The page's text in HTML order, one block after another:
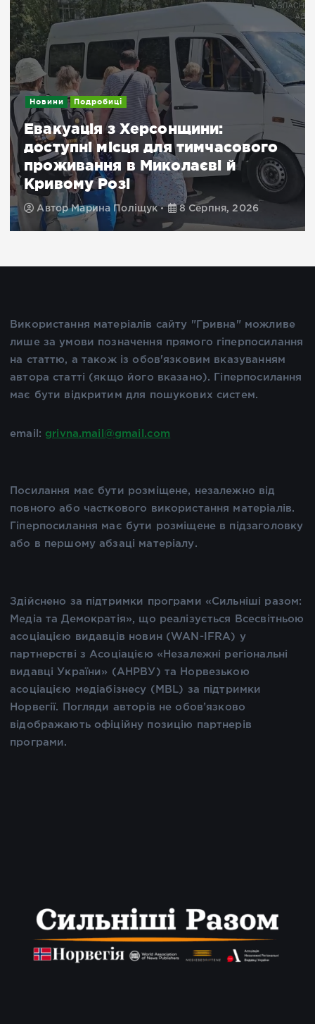
Новини Подробиці
Евакуація з Херсонщини:
доступні місця для тимчасового
проживання в Миколаєві й
Кривому Розі
АвторМарина Поліщук 8 Серпня, 2026
Використання матеріалів сайту "Гривна" можливе
лише за умови позначення прямого гіперпосилання
на статтю, а також із обов'язковим вказуванням
автора статті (якщо його вказано). Гіперпосилання
має бути відкритим для пошукових систем.
email: grivna.mail@gmail.com
Посилання має бути розміщене, незалежно від
повного або часткового використання матеріалів.
Гіперпосилання має бути розміщене в підзаголовку
або в першому абзаці матеріалу.
Здійснено за підтримки програми «Сильніші разом:
Медіа та Демократія», що реалізується Всесвітньою
асоціацією видавців новин (WAN-IFRA) у
партнерстві з Асоціацією «Незалежні регіональні
видавці України» (АНРВУ) та Норвезькою
асоціацією медіабізнесу (MBL) за підтримки
Норвегії. Погляди авторів не обов’язково
відображають офіційну позицію партнерів
програми.